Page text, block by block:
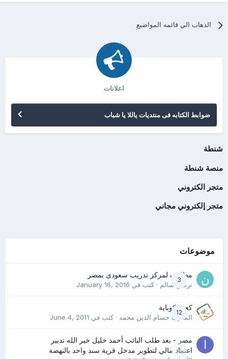
الذهاب الي قائمه المواضيع
اعلانات
ضوابط الكتابه فى منتديات ياللا يا شباب
شنطة
منصة شنطة
متجر الكتروني
متجر إلكتروني مجاني
موضوعات
3
مطلوب لمركز تدريب سعودى بمصر
نرمين سالم· كتب في January 16, 2016
12
كعب كوباية
المدرب حسام الدين محمد· كتب في June 4, 2011
0
مصر - بعد طلب النائب أحمد خليل خير الله تدبير
اعتماد مالي لتطوير مدخل قرية سند واحد بالنهضة